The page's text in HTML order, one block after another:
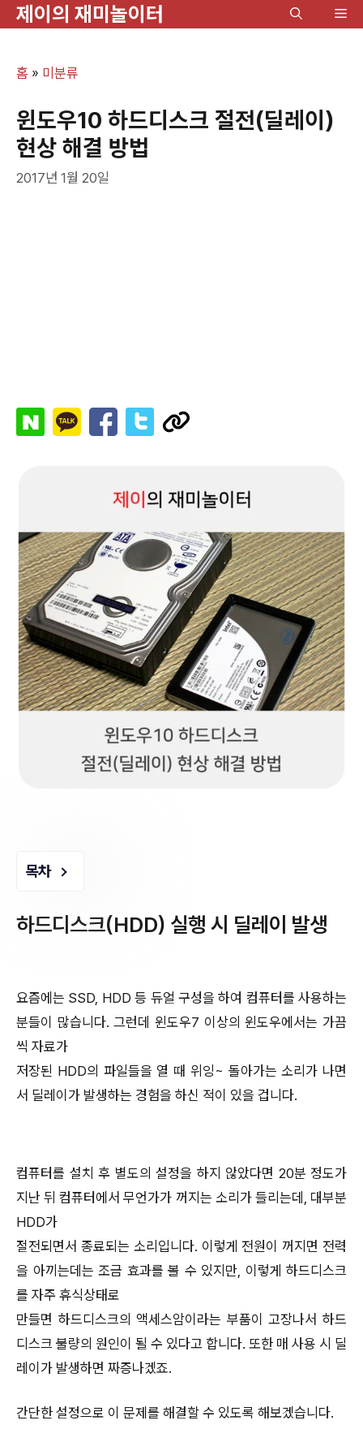
제이의 재미놀이터
메
홈 » 미분류
윈도우10 하드디스크 절전(딜레이)
현상 해결 방법
2017년 1월 20일
목차
하드디스크(HDD) 실행 시 딜레이 발생
요즘에는 SSD, HDD 등 듀얼 구성을 하여 컴퓨터를 사용하는
분들이 많습니다. 그런데 윈도우7 이상의 윈도우에서는 가끔
씩 자료가
저장된 HDD의 파일들을 열 때 위잉~ 돌아가는 소리가 나면
서 딜레이가 발생하는 경험을 하신 적이 있을 겁니다.
컴퓨터를 설치 후 별도의 설정을 하지 않았다면 20분 정도가
지난 뒤 컴퓨터에서 무언가가 꺼지는 소리가 들리는데, 대부분
HDD가
절전되면서 종료되는 소리입니다. 이렇게 전원이 꺼지면 전력
을 아끼는데는 조금 효과를 볼 수 있지만, 이렇게 하드디스크
를 자주 휴식상태로
만들면 하드디스크의 액세스암이라는 부품이 고장나서 하드
디스크 불량의 원인이 될 수 있다고 합니다. 또한 매 사용 시 딜
레이가 발생하면 짜증나겠죠.
간단한 설정으로 이 문제를 해결할 수 있도록 해보겠습니다.